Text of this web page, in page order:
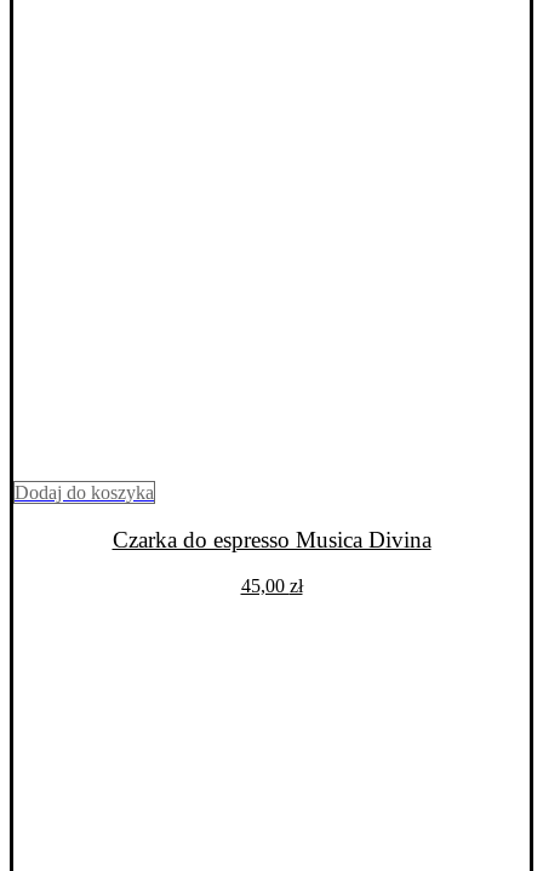
Dodaj do koszyka
Czarka do espresso Musica Divina
45,00 zł